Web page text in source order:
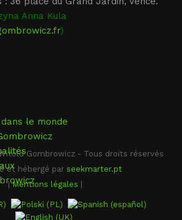
Anna Kula
)
le monde
Gombrowicz - Tous droits réservés
et hébergé par seekmarter.pt
|Mentions légales